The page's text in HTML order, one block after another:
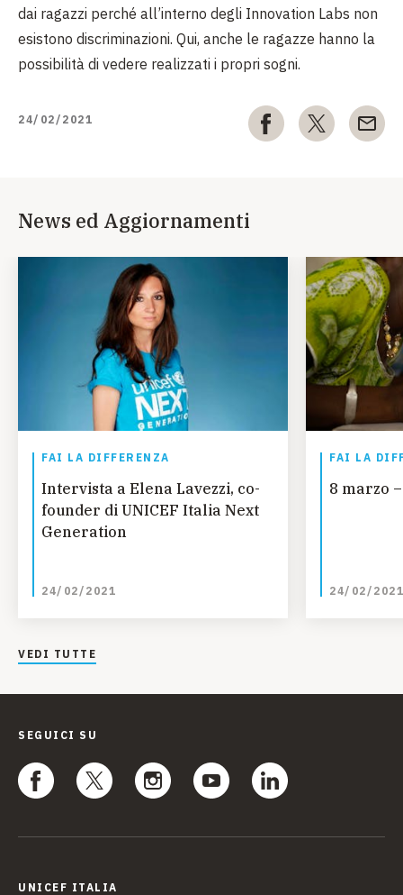
dai ragazzi perché all’interno degli Innovation Labs non
esistono discriminazioni. Qui, anche le ragazze hanno la
possibilità di vedere realizzati i propri sogni.
24/02/2021
News ed Aggiornamenti
FAI LA DIFFERENZA
Intervista a Elena Lavezzi, co-
founder di UNICEF Italia Next
Generation
24/02/2021
FAI LA
8 marzo
24/02/2021
VEDI TUTTE
SEGUICI SU
UNICEF ITALIA